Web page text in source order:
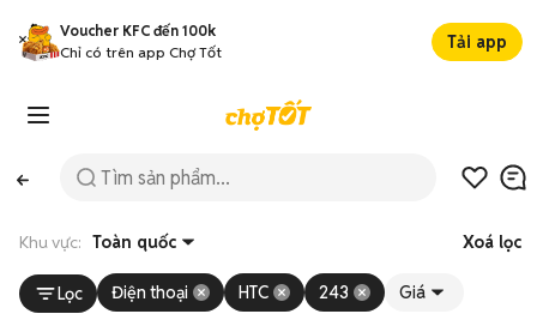
Voucher KFC đến 100k
Chỉ có trên app Chợ Tốt
Tải app
Khu vực: Toàn quốc Xoá lọc
Lọc Điện thoại HTC 243 Giá